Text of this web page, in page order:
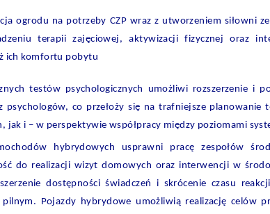
ogrodu na potrzeby CZP wraz z utworzeniem siłowni
terapii zajęciowej, aktywizacji fizycznej oraz
ich komfortu pobytu
testów psychologicznych umożliwi rozszerzenie i
psychologów, co przełoży się na trafniejsze planowanie
jak i – w perspektywie współpracy między poziomami
hybrydowych usprawni pracę zespołów
do realizacji wizyt domowych oraz interwencji w
dostępności świadczeń i skrócenie czasu
Pojazdy hybrydowe umożliwią realizację celów